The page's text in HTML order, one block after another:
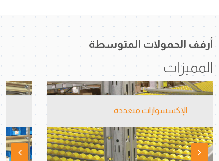
أرفف الحمولات المتوسطة
المميزات